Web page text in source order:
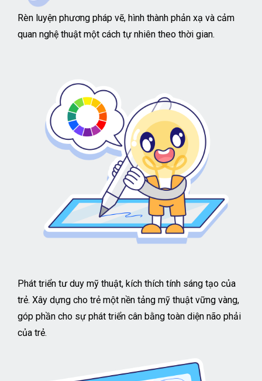
Rèn luyện phương pháp vẽ, hình thành phản xạ và cảm
quan nghệ thuật một cách tự nhiên theo thời gian.
Phát triển tư duy mỹ thuật, kích thích tính sáng tạo của
trẻ. Xây dựng cho trẻ một nền tảng mỹ thuật vững vàng,
góp phần cho sự phát triển cân bằng toàn diện não phải
của trẻ.